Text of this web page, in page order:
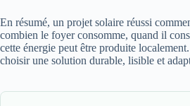
En résumé, un projet solaire réussi
combien le foyer consomme, quand il
cette énergie peut être produite
choisir une solution durable, lisible et